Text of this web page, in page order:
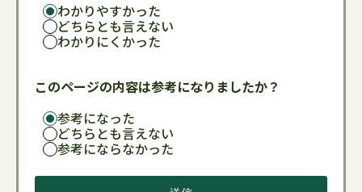
わかりやすかった
どちらとも言えない
わかりにくかった
このページの内容は参考になりましたか？
参考になった
どちらとも言えない
参考にならなかった